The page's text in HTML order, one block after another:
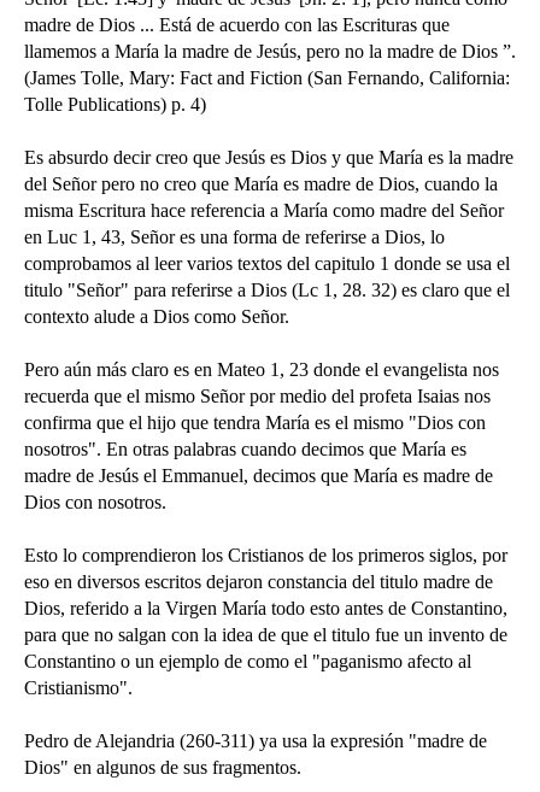
madre de Dios ... Está de acuerdo con las Escrituras que
llamemos a María la madre de Jesús, pero no la madre de Dios ”.
(James Tolle, Mary: Fact and Fiction (San Fernando, California:
Tolle Publications) p. 4)
Es absurdo decir creo que Jesús es Dios y que María es la madre
del Señor pero no creo que María es madre de Dios, cuando la
misma Escritura hace referencia a María como madre del Señor
en Luc 1, 43, Señor es una forma de referirse a Dios, lo
comprobamos al leer varios textos del capitulo 1 donde se usa el
titulo "Señor" para referirse a Dios (Lc 1, 28. 32) es claro que el
contexto alude a Dios como Señor.
Pero aún más claro es en Mateo 1, 23 donde el evangelista nos
recuerda que el mismo Señor por medio del profeta Isaias nos
confirma que el hijo que tendra María es el mismo "Dios con
nosotros". En otras palabras cuando decimos que María es
madre de Jesús el Emmanuel, decimos que María es madre de
Dios con nosotros.
Esto lo comprendieron los Cristianos de los primeros siglos, por
eso en diversos escritos dejaron constancia del titulo madre de
Dios, referido a la Virgen María todo esto antes de Constantino,
para que no salgan con la idea de que el titulo fue un invento de
Constantino o un ejemplo de como el "paganismo afecto al
Cristianismo".
Pedro de Alejandria (260-311) ya usa la expresión "madre de
Dios" en algunos de sus fragmentos.